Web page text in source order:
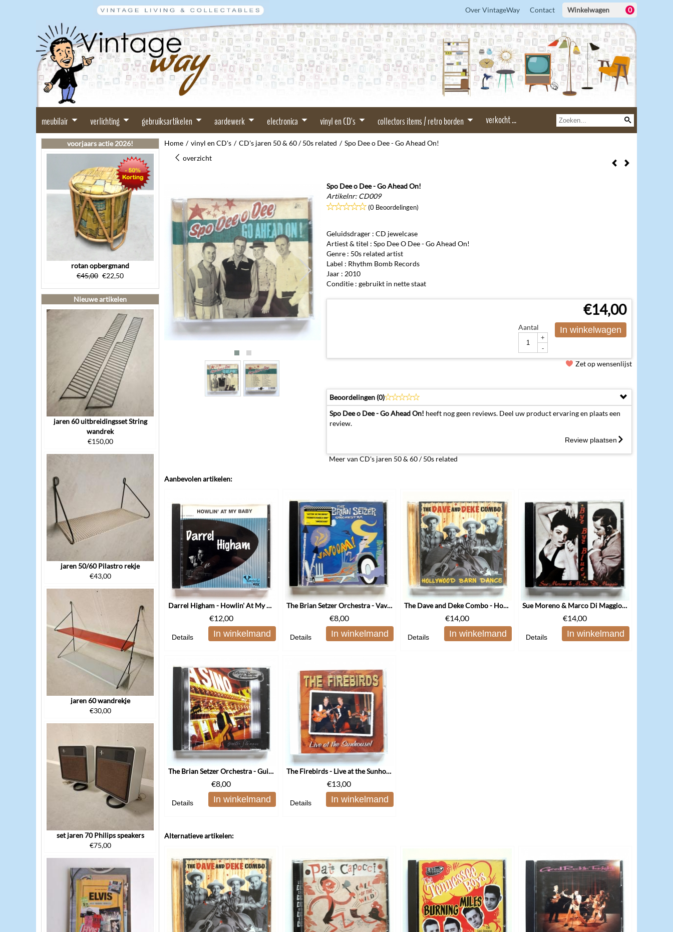
Winkelwagen 0
Over VintageWay Contact
meubilair verlichting gebruiksartikelen aardewerk electronica vinyl en CD's collectors items / retro borden verkocht ...
voorjaars actie 2026!
rotan opbergmand
€45,00 €22,50
Nieuwe artikelen
jaren 60 uitbreidingsset String
wandrek
€150,00
jaren 50/60 Pilastro rekje
€43,00
jaren 60 wandrekje
€30,00
set jaren 70 Philips speakers
€75,00
Home / vinyl en CD's / CD's jaren 50 & 60 / 50s related / Spo Dee o Dee - Go Ahead On!
overzicht
Spo Dee o Dee - Go Ahead On!
Artikelnr: CD009
(0 Beoordelingen)
Geluidsdrager : CD jewelcase
Artiest & titel : Spo Dee O Dee - Go Ahead On!
Genre : 50s related artist
Label : Rhythm Bomb Records
Jaar : 2010
Conditie : gebruikt in nette staat
€14,00
Aantal
+
-
In winkelwagen
Zet op wensenlijst
Beoordelingen (0)
Spo Dee o Dee - Go Ahead On! heeft nog geen reviews. Deel uw product ervaring en plaats een
review.
Review plaatsen
Meer van CD's jaren 50 & 60 / 50s related
Aanbevolen artikelen:
Darrel Higham - Howlin' At My Baby
€12,00
Details In winkelmand
The Brian Setzer Orchestra - Vavoom!
€8,00
Details In winkelmand
The Dave and Deke Combo - Hollywood Barn Dance
€14,00
Details In winkelmand
Sue Moreno & Marco Di Maggio - Bye Bye Blues
€14,00
Details In winkelmand
The Brian Setzer Orchestra - Guitar Slinger
€8,00
Details In winkelmand
The Firebirds - Live at the Sunhouse!
€13,00
Details In winkelmand
Alternatieve artikelen: